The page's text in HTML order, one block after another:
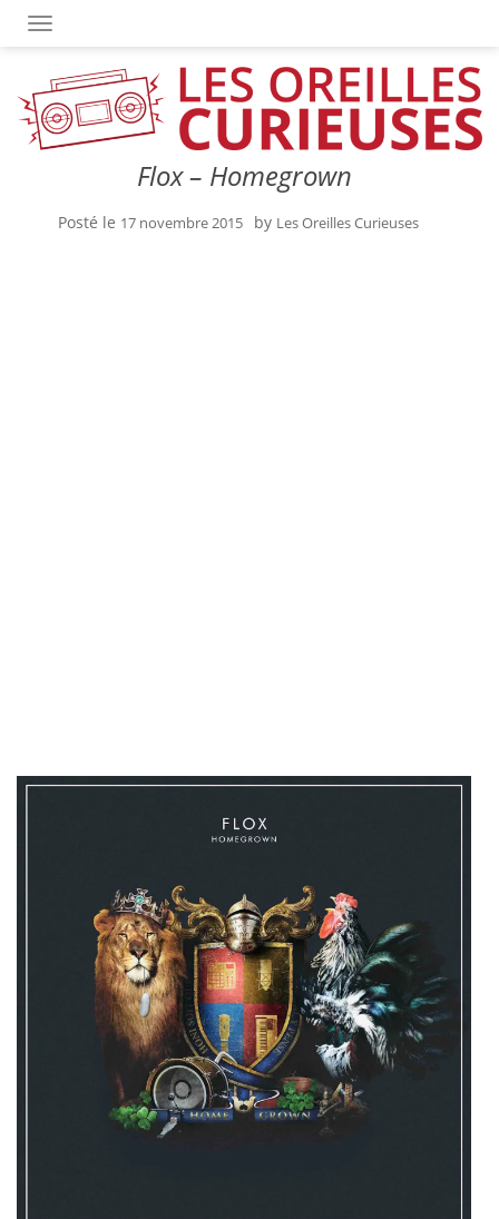
OUVRIR/FERMER LA NAVIGATION
Flox – Homegrown
Posté le 17 novembre 2015 by Les Oreilles Curieuses